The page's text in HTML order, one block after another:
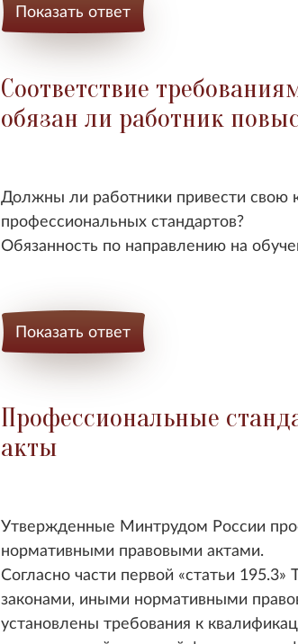
Показать ответ
Соответствие
обязан ли работник
Должны ли работники привести свою
профессиональных стандартов?
Обязанность по направлению на
Показать ответ
Профессиональные
акты
Утвержденные Минтрудом России
нормативными правовыми актами.
Согласно части первой
статьи 195.3
законами, иными нормативными
установлены требования к